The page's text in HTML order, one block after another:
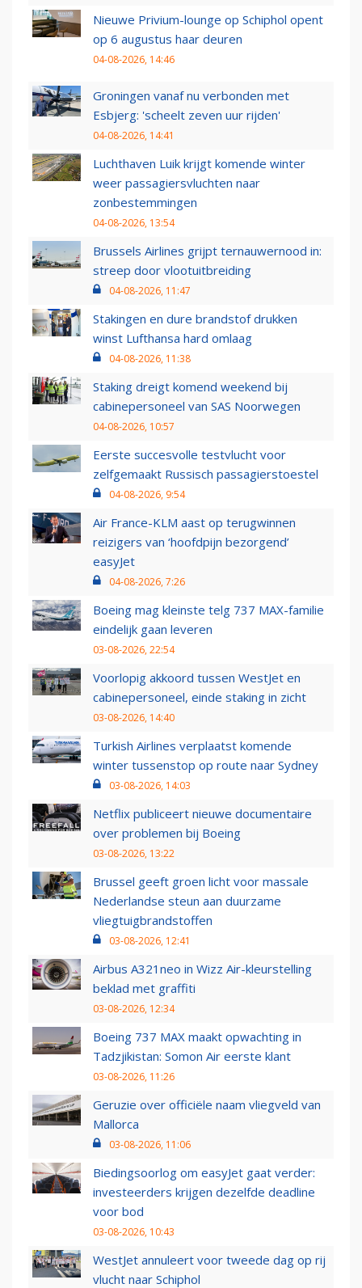
Nieuwe Privium-lounge op Schiphol opent
op 6 augustus haar deuren
04-08-2026, 14:46
Groningen vanaf nu verbonden met
Esbjerg: 'scheelt zeven uur rijden'
04-08-2026, 14:41
Luchthaven Luik krijgt komende winter
weer passagiersvluchten naar
zonbestemmingen
04-08-2026, 13:54
Brussels Airlines grijpt ternauwernood in:
streep door vlootuitbreiding
04-08-2026, 11:47
Stakingen en dure brandstof drukken
winst Lufthansa hard omlaag
04-08-2026, 11:38
Staking dreigt komend weekend bij
cabinepersoneel van SAS Noorwegen
04-08-2026, 10:57
Eerste succesvolle testvlucht voor
zelfgemaakt Russisch passagierstoestel
04-08-2026, 9:54
Air France-KLM aast op terugwinnen
reizigers van ‘hoofdpijn bezorgend’
easyJet
04-08-2026, 7:26
Boeing mag kleinste telg 737 MAX-familie
eindelijk gaan leveren
03-08-2026, 22:54
Voorlopig akkoord tussen WestJet en
cabinepersoneel, einde staking in zicht
03-08-2026, 14:40
Turkish Airlines verplaatst komende
winter tussenstop op route naar Sydney
03-08-2026, 14:03
Netflix publiceert nieuwe documentaire
over problemen bij Boeing
03-08-2026, 13:22
Brussel geeft groen licht voor massale
Nederlandse steun aan duurzame
vliegtuigbrandstoffen
03-08-2026, 12:41
Airbus A321neo in Wizz Air-kleurstelling
beklad met graffiti
03-08-2026, 12:34
Boeing 737 MAX maakt opwachting in
Tadzjikistan: Somon Air eerste klant
03-08-2026, 11:26
Geruzie over officiële naam vliegveld van
Mallorca
03-08-2026, 11:06
Biedingsoorlog om easyJet gaat verder:
investeerders krijgen dezelfde deadline
voor bod
03-08-2026, 10:43
WestJet annuleert voor tweede dag op rij
vlucht naar Schiphol